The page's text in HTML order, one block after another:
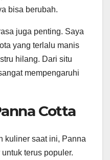
bisa berubah.
juga penting. Saya
yang terlalu manis
hilang. Dari situ
mempengaruhi
Cotta
kuliner saat ini, Panna
terus populer.